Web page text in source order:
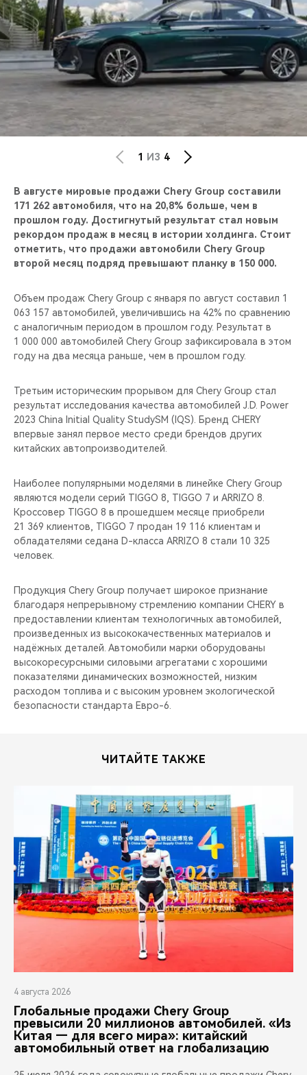
CHERY И СПОРТ
НАШИ МЕРОПРИЯТИЯ
ВИДЕООБЗОРЫ
1 ИЗ 4
В августе мировые продажи Chery Group составили
171 262 автомобиля, что на 20,8% больше, чем в
прошлом году. Достигнутый результат стал новым
рекордом продаж в месяц в истории холдинга. Стоит
отметить, что продажи автомобили Chery Group
второй месяц подряд превышают планку в 150 000.
Объем продаж Chery Group с января по август составил 1
063 157 автомобилей, увеличившись на 42% по сравнению
с аналогичным периодом в прошлом году. Результат в
1 000 000 автомобилей Chery Group зафиксировала в этом
году на два месяца раньше, чем в прошлом году.
Третьим историческим прорывом для Chery Group стал
результат исследования качества автомобилей J.D. Power
2023 China Initial Quality StudySM (IQS). Бренд CHERY
впервые занял первое место среди брендов других
китайских автопроизводителей.
Наиболее популярными моделями в линейке Chery Group
являются модели серий TIGGO 8, TIGGO 7 и ARRIZO 8.
Кроссовер TIGGO 8 в прошедшем месяце приобрели
21 369 клиентов, TIGGO 7 продан 19 116 клиентам и
обладателями седана D-класса ARRIZO 8 стали 10 325
человек.
Продукция Chery Group получает широкое признание
благодаря непрерывному стремлению компании CHERY в
предоставлении клиентам технологичных автомобилей,
произведенных из высококачественных материалов и
надёжных деталей. Автомобили марки оборудованы
высокоресурсными силовыми агрегатами с хорошими
показателями динамических возможностей, низким
расходом топлива и с высоким уровнем экологической
безопасности стандарта Евро-6.
ЧИТАЙТЕ ТАКЖЕ
4 августа 2026
Глобальные продажи Chery Group
превысили 20 миллионов автомобилей. «Из
Китая — для всего мира»: китайский
автомобильный ответ на глобализацию